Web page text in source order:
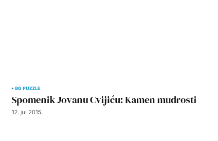
BG PUZZLE
Spomenik Jovanu Cvijiću: Kamen mudrosti
12. jul 2015.